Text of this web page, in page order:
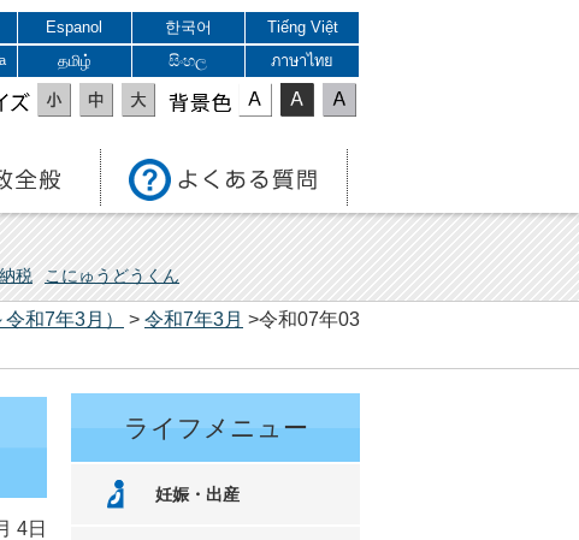
Espanol 한국어
Tiếng Việt
தமிழ் සිංහල ภาษาไทย
ズ 表示色
税 こにゅうどうくん
和7年3月） > 令和7年3月 >令和07年03
4日
ライフメニュー
妊娠・出産